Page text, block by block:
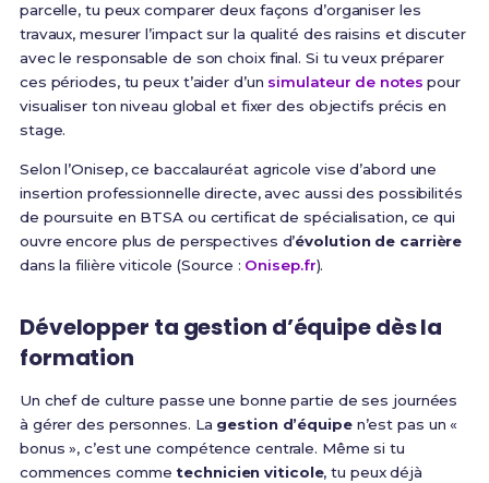
parcelle, tu peux comparer deux façons d’organiser les
travaux, mesurer l’impact sur la qualité des raisins et discuter
avec le responsable de son choix final. Si tu veux préparer
ces périodes, tu peux t’aider d’un simulateur de notes pour
visualiser ton niveau global et fixer des objectifs précis en
stage.
Selon l’Onisep, ce baccalauréat agricole vise d’abord une
insertion professionnelle directe, avec aussi des possibilités
de poursuite en BTSA ou certificat de spécialisation, ce qui
ouvre encore plus de perspectives d’évolution de carrière
dans la filière viticole (Source : Onisep.fr).
Développer ta gestion d’équipe dès la
formation
Un chef de culture passe une bonne partie de ses journées
à gérer des personnes. La gestion d’équipen’est pas un «
bonus », c’est une compétence centrale. Même si tu
commences commetechnicien viticole, tu peux déjà